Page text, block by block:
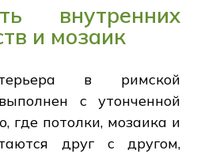
внутренних
и мозаик
в римской
с утонченной
где потолки, мозаика и
друг с другом,